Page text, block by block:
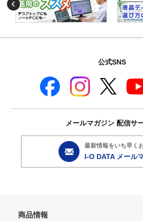
公式SNS
メールマガジン 配信サ
最新情報をいち早く
I-O DATA メール
商品情報